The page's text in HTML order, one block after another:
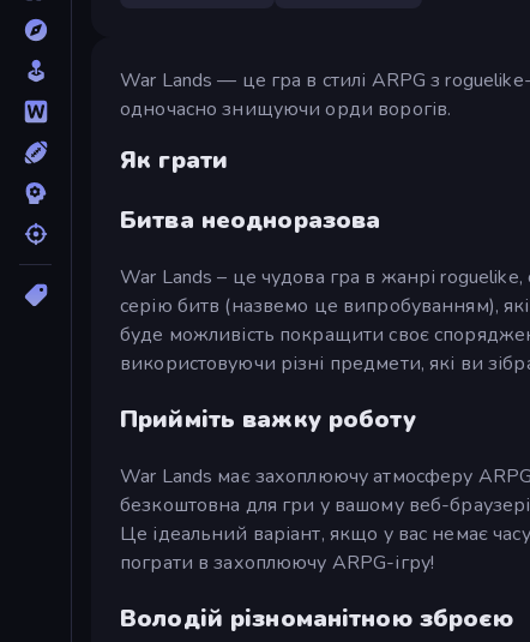
War Lands — це гра в стилі ARPG з
одночасно знищуючи орди ворогів.
Як грати
Битва неодноразова
War Lands – це чудова гра в жанрі
серію битв (назвемо це випробуванням),
буде можливість покращити своє
використовуючи різні предмети, які ви
Прийміть важку роботу
War Lands має захоплюючу атмосферу
безкоштовна для гри у вашому веб-
Це ідеальний варіант, якщо у вас немає
пограти в захоплюючу ARPG-ігру!
Володій різноманітною зброєю